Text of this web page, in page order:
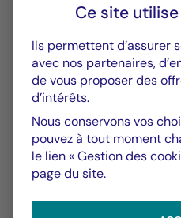
Groupe La Française
Alerte fraude –
Ce site
Ils permettent d’assurer
avec nos partenaires,
de vous proposer des
d’intérêts.
Nous conservons vos
pouvez à tout moment
le lien « Gestion des
page du site.